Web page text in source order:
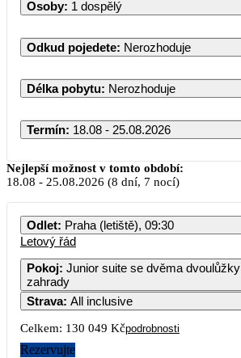
Osoby: 1 dospělý
Odkud pojedete: Nerozhoduje
Délka pobytu: Nerozhoduje
Termín: 18.08 - 25.08.2026
Srpen 2026
PO ÚT ST ČT PÁ
3 4 5 6 7
10 11 12
Nejlepší možnost v tomto období:
18.08 - 25.08.2026 (8 dní, 7 nocí)
Odlet: Praha (letiště), 09:30
Letový řád
Pokoj: Junior suite se dvěma dvoulůžky s výhledem do
zahrady
Strava: All inclusive
Celkem: 130 049 Kčpodrobnosti
Rezervujte